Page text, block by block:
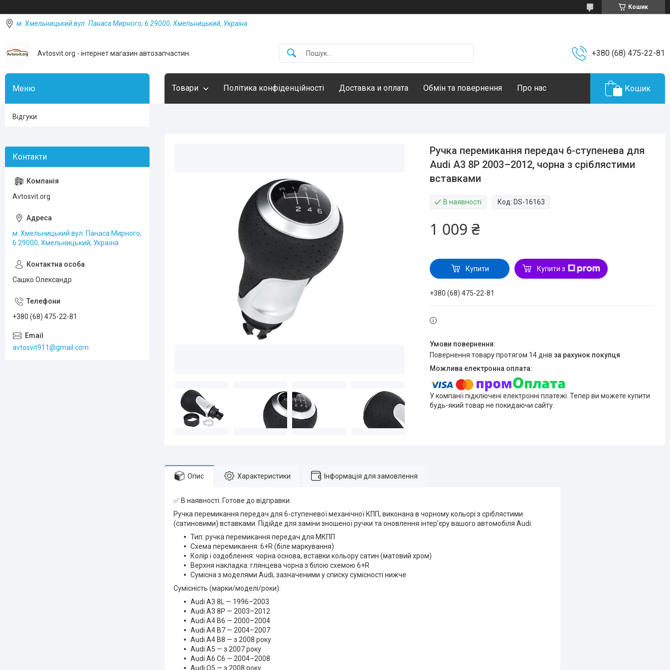
Кошик
м. Хмельницький вул. Панаса Мирного, 6 29000, Хмельницький, Україна
Avtosvit.org - інтернет магазин автозапчастин. +380 (68) 475-22-81
Товари Політика конфіденційності Доставка и оплата Обмін та повернення Про нас Кошик
Ручка перемикання передач 6-ступенева для
Audi A3 8P 2003–2012, чорна з сріблястими
вставками
В наявності Код: DS-16163
1 009 ₴
Купити Купити з
+380 (68) 475-22-81
повернення товару протягом 14 днів за рахунок покупця
У компанії підключені електронні платежі. Тепер ви можете купити
будь-який товар не покидаючи сайту.
Опис Характеристики Інформація для замовлення
✅ В наявності. Готове до відправки.
Ручка перемикання передач для 6-ступеневої механічної КПП, виконана в чорному кольорі з сріблястими
(сатиновими) вставками. Підійде для заміни зношеної ручки та оновлення інтер’єру вашого автомобіля Audi.
Тип: ручка перемикання передач для МКПП
Схема перемикання: 6+R (біле маркування)
Колір і оздоблення: чорна основа, вставки кольору сатин (матовий хром)
Верхня накладка: глянцева чорна з білою схемою 6+R
Сумісна з моделями Audi, зазначеними у списку сумісності нижче
Сумісність (марки/моделі/роки):
Audi A3 8L — 1996–2003
Audi A3 8P — 2003–2012
Audi A4 B6 — 2000–2004
Audi A4 B7 — 2004–2007
Audi A4 B8 — з 2008 року
Audi A5 — з 2007 року
Audi A6 C6 — 2004–2008
Audi Q5 — з 2008 року
Відгуки
Avtosvit.org
м. Хмельницький вул. Панаса Мирного,
6 29000, Хмельницький, Україна
Сашко Олександр
+380 (68) 475-22-81
avtosvit911@gmail.com